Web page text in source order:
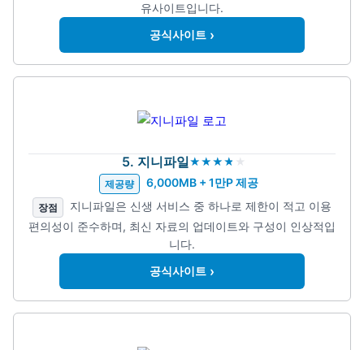
유사이트입니다.
공식사이트 ›
5. 지니파일
제공량 6,000MB + 1만P 제공
장점
지니파일은 신생 서비스 중 하나로 제한이 적고 이용
편의성이 준수하며, 최신 자료의 업데이트와 구성이 인상적입
니다.
공식사이트 ›